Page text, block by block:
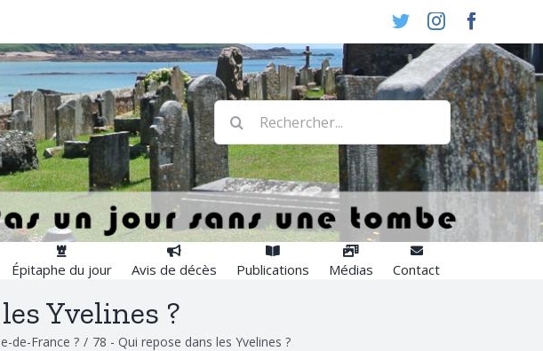
TwitterInstagram
Rechercher:
Épitaphe du jour Avis de décès Publications Médias Contact
Yvelines ?
de-France ? / 78 - Qui repose dans les Yvelines ?